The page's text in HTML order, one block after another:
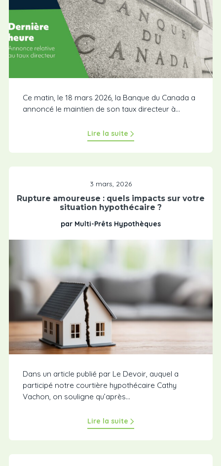
Ce matin, le 18 mars 2026, la Banque du Canada a
annoncé le maintien de son taux directeur à...
Lire la suite
3 mars, 2026
Rupture amoureuse : quels impacts sur votre
situation hypothécaire ?
par Multi-Prêts Hypothèques
Dans un article publié par Le Devoir, auquel a
participé notre courtière hypothécaire Cathy
Vachon, on souligne qu’après...
Lire la suite